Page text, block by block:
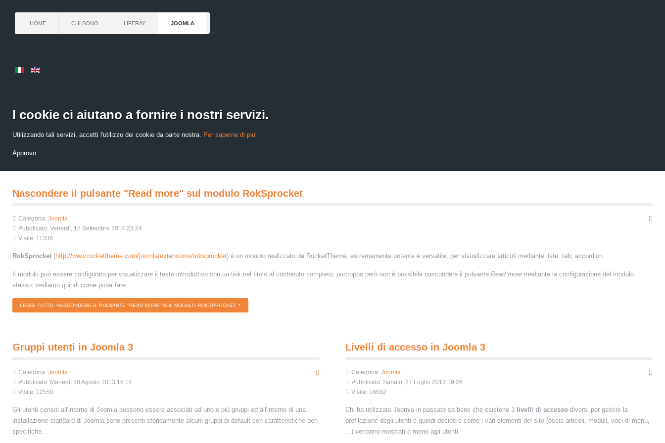
HOME CHI SONO LIFERAY JOOMLA
I cookie ci aiutano a fornire i nostri servizi.
Utilizzando tali servizi, accetti l'utilizzo dei cookie da parte nostra. Per saperne di piu'
Approvo
Nascondere il pulsante "Read more" sul modulo RokSprocket
Categoria: Joomla
Pubblicato: Venerdì, 12 Settembre 2014 23:24
Visite: 11336
RokSprocket (http://www.rockettheme.com/joomla/extensions/roksprocket) è un modulo realizzato da RocketTheme, estremamente potente e versatile, per visualizzare articoli mediante liste, tab, accordion.
Il modulo può essere configurato per visualizzare il testo introduttivo con un link nel titolo al contenuto completo; purtroppo però non è possibile nascondere il pulsante Read more mediante la configurazione del modulo
stesso; vediamo quindi come poter fare.
LEGGI TUTTO: NASCONDERE IL PULSANTE "READ MORE" SUL MODULO ROKSPROCKET
Gruppi utenti in Joomla 3
Categoria: Joomla
Pubblicato: Martedì, 20 Agosto 2013 16:14
Visite: 12550
Gli utenti censiti all'interno di Joomla possono essere associati ad uno o più gruppi ed a ll'interno di una
installazione standard di Joomla sono presenti storicamente alcuni gruppi di default con caratteristiche ben
specifiche.
Livelli di accesso in Joomla 3
Categoria: Joomla
Pubblicato: Sabato, 27 Luglio 2013 19:26
Visite: 16562
Chi ha utilizzato Joomla in passato sa bene che esistono 3 livelli di accessodiversi per gestire la
profilazione degli utenti e quindi decidere come i vari elementi del sito (ossia articoli, moduli, voci di menu,
...) verranno mostrati o meno agli utenti.